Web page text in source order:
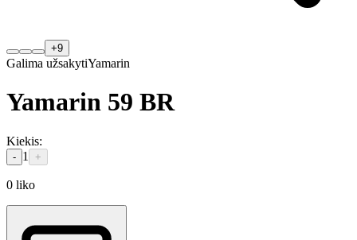
+9
Galima užsakytiYamarin
Yamarin 59 BR
Kiekis:
- 1 +
0 liko